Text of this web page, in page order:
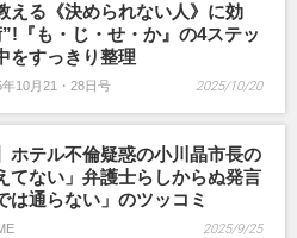
える《決められない人》に効
”!『も・じ・せ・か』の4ステッ
をすっきり整理
10月21・28日号 2025/10/20
ホテル不倫疑惑の小川晶市長の
てない」弁護士らしからぬ発言
は通らない」のツッコミ
2025/9/25